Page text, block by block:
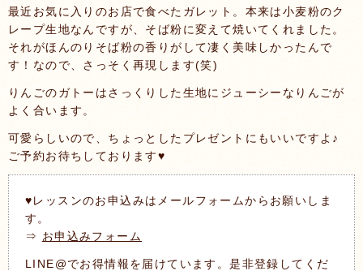
最近お気に入りのお店で食べたガレット。本来は小麦粉のク
レープ生地なんですが、そば粉に変えて焼いてくれました。
それがほんのりそば粉の香りがして凄く美味しかったんで
す！なので、さっそく再現します(笑)
りんごのガトーはさっくりした生地にジューシーなりんごが
よく合います。
可愛らしいので、ちょっとしたプレゼントにもいいですよ♪
ご予約お待ちしております♥️
♥レッスンのお申込みはメールフォームからお願いしま
す。
⇒ お申込みフォーム
LINE@でお得情報を届けています。是非登録してくだ